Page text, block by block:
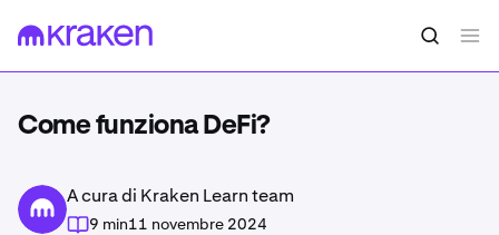
Come funziona DeFi?
A cura di Kraken Learn team
9 min11 novembre 2024